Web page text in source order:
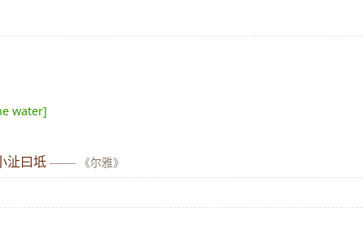
water]
沚曰坻 —— 《尔雅》